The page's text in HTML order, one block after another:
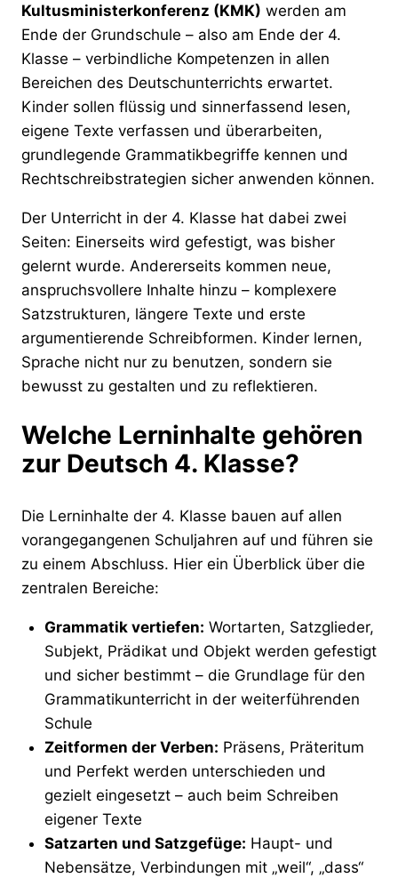
Kultusministerkonferenz (KMK) werden am
Ende der Grundschule – also am Ende der 4.
Klasse – verbindliche Kompetenzen in allen
Bereichen des Deutschunterrichts erwartet.
Kinder sollen flüssig und sinnerfassend lesen,
eigene Texte verfassen und überarbeiten,
grundlegende Grammatikbegriffe kennen und
Rechtschreibstrategien sicher anwenden können.
Der Unterricht in der 4. Klasse hat dabei zwei
Seiten: Einerseits wird gefestigt, was bisher
gelernt wurde. Andererseits kommen neue,
anspruchsvollere Inhalte hinzu – komplexere
Satzstrukturen, längere Texte und erste
argumentierende Schreibformen. Kinder lernen,
Sprache nicht nur zu benutzen, sondern sie
bewusst zu gestalten und zu reflektieren.
Welche Lerninhalte gehören
zur Deutsch 4. Klasse?
Die Lerninhalte der 4. Klasse bauen auf allen
vorangegangenen Schuljahren auf und führen sie
zu einem Abschluss. Hier ein Überblick über die
zentralen Bereiche:
Grammatik vertiefen: Wortarten, Satzglieder,
Subjekt, Prädikat und Objekt werden gefestigt
und sicher bestimmt – die Grundlage für den
Grammatikunterricht in der weiterführenden
Schule
Zeitformen der Verben: Präsens, Präteritum
und Perfekt werden unterschieden und
gezielt eingesetzt – auch beim Schreiben
eigener Texte
Satzarten und Satzgefüge: Haupt- und
Nebensätze, Verbindungen mit „weil“, „dass“